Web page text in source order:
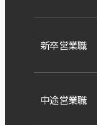
新卒営業職
中途営業職